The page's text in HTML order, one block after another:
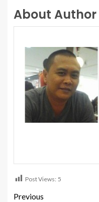
About Author
Post Views: 5
Previous